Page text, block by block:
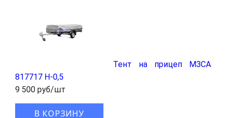
Тент на прицеп МЗСА
817717 H-0,5
9 500 руб/шт
В КОРЗИНУ